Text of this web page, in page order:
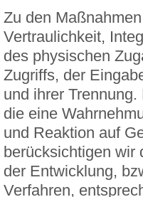
Zu den
Vertraulichkeit,
des physischen
Zugriffs, der
und ihrer
die eine
und Reaktion auf
berücksichtigen wir
der Entwicklung,
Verfahren,